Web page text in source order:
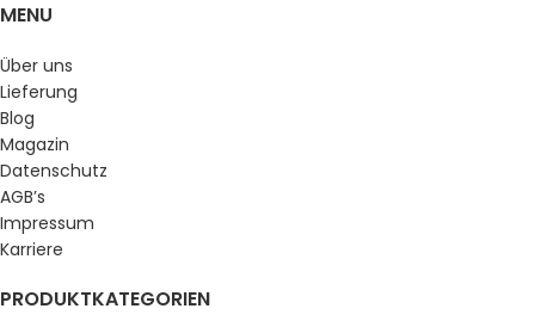
MENU
Über uns
Lieferung
Blog
Magazin
Datenschutz
AGB’s
Impressum
Karriere
PRODUKTKATEGORIEN